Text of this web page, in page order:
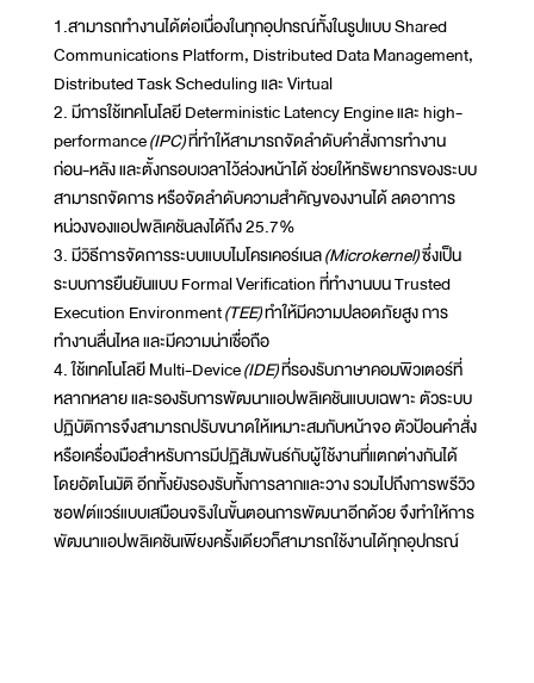
1.สามารถทำงานได้ต่อเนื่องในทุกอุปกรณ์ทั้งในรูปแบบ Shared
Communications Platform, Distributed Data Management,
Distributed Task Scheduling และ Virtual
2. มีการใช้เทคโนโลยี Deterministic Latency Engine และ high-
performance(IPC)ที่ทำให้สามารถจัดลำดับคำสั่งการทำงาน
ก่อน-หลัง และตั้งกรอบเวลาไว้ล่วงหน้าได้ ช่วยให้ทรัพยากรของระบบ
สามารถจัดการ หรือจัดลำดับความสำคัญของงานได้ ลดอาการ
หน่วงของแอปพลิเคชันลงได้ถึง 25.7%
3. มีวิธีการจัดการระบบแบบไมโครเคอร์เนล(Microkernel)ซึ่งเป็น
ระบบการยืนยันแบบ Formal Verification ที่ทำงานบน Trusted
Execution Environment(TEE)ทำให้มีความปลอดภัยสูง การ
ทำงานลื่นไหล และมีความน่าเชื่อถือ
4. ใช้เทคโนโลยี Multi-Device(IDE)ที่รองรับภาษาคอมพิวเตอร์ที่
หลากหลาย และรองรับการพัฒนาแอปพลิเคชันแบบเฉพาะ ตัวระบบ
ปฏิบัติการจึงสามารถปรับขนาดให้เหมาะสมกับหน้าจอ ตัวป้อนคำสั่ง
หรือเครื่องมือสำหรับการมีปฏิสัมพันธ์กับผู้ใช้งานที่แตกต่างกันได้
โดยอัตโนมัติ อีกทั้งยังรองรับทั้งการลากและวาง รวมไปถึงการพรีวิว
ซอฟต์แวร์แบบเสมือนจริงในขั้นตอนการพัฒนาอีกด้วย จึงทำให้การ
พัฒนาแอปพลิเคชันเพียงครั้งเดียวก็สามารถใช้งานได้ทุกอุปกรณ์